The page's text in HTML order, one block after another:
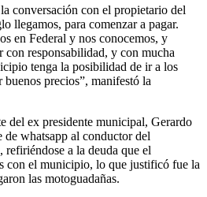
conversación con el propietario del
llegamos, para comenzar a pagar.
en Federal y nos conocemos, y
con responsabilidad, y con mucha
tenga la posibilidad de ir a los
precios”, manifestó la
del ex presidente municipal, Gerardo
whatsapp al conductor del
a la deuda que el
con el municipio, lo que justificó fue la
las motoguadañas.